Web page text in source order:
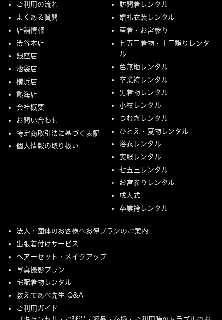
ご利用の流れ
よくある質問
店舗情報
渋谷本店
銀座店
池袋店
横浜店
熱海店
会社概要
お問い合わせ
特定商取引法に基づく表記
個人情報の取り扱い
訪問着レンタル
婚礼衣装レンタル
産着・お宮参り
七五三着物・十三詣りレンタ
ル
色無地レンタル
卒業袴レンタル
男着物レンタル
小紋レンタル
つむぎレンタル
ひとえ・夏物レンタル
浴衣レンタル
喪服レンタル
七五三レンタル
お宮参りレンタル
成人式
卒業袴レンタル
法人・団体のお客様へお得プランのご案内
出張着付けサービス
ヘアーセット・メイクアップ
写真撮影プラン
宅配着物レンタル
教えてあべ先生 Q&A
ご利用ガイド